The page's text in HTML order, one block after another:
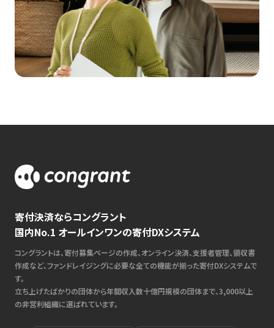
寄付決済ならコングラント
国内No.1 オールインワンの寄付DXシステム
コングラントは、寄付募集ページの作成、オンライン決済、支援者管理、領収書
作成など、ファンドレイジングに必要な全ての機能が揃った寄付DXシステムで
す。
立ち上げたばかりの団体から年間収入数十億円規模の団体まで、3,000以上
の非営利組織に選ばれています。